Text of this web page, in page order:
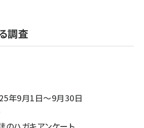
調査
年9月1日～9月30日